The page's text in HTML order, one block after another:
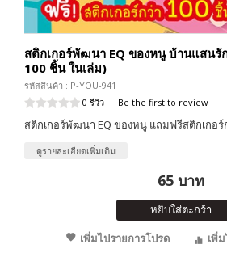
สติกเกอร์พัฒนา EQ ของหนู บ้านแสนรั
100 ชิ้น ในเล่ม)
รหัสสินค้า : P-YOU-941
0 รีวิว | Be the first to review
สติกเกอร์พัฒนา EQ ของหนู แถมฟรีสติกเกอร์
ดูรายละเอียดเพิ่มเติม
65 บาท
หยิบใส่ตะกร้า
เพิ่มไปรายการโปรด
เพิ่